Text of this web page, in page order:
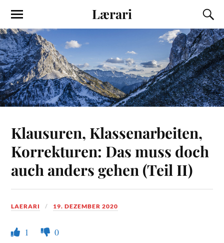
Lærari
Klausuren, Klassenarbeiten,
Korrekturen: Das muss doch
auch anders gehen (Teil II)
LAERARI 19. DEZEMBER 2020
1 0